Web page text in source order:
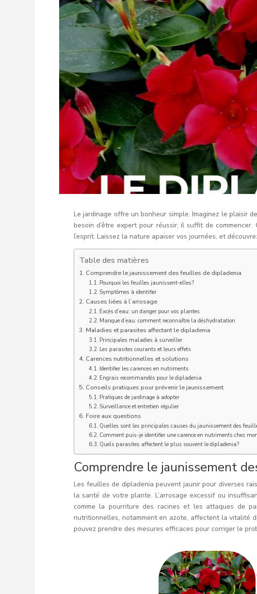
Le jardinage offre un bonheur simple. Imaginez le plaisir
besoin d’être expert pour réussir; il suffit de
l’esprit. Laissez la nature apaiser vos journées, et
Table des matières
Comprendre le jaunissement des feuilles de dipladenia
Pourquoi les feuilles jaunissent-elles?
Symptômes à identifier
Causes liées à l’arrosage
Excès d’eau: un danger pour vos plantes
Manque d’eau: comment reconnaître la déshydratation
Maladies et parasites affectant le dipladenia
Principales maladies à surveiller
Les parasites courants et leurs effets
Carences nutritionnelles et solutions
Identifier les carences en nutriments
Engrais recommandés pour le dipladenia
Conseils pratiques pour prévenir le jaunissement
Pratiques de jardinage à adopter
Surveillance et entretien régulier
Foire aux questions
Quelles sont les principales causes du jaunissement des
Comment puis-je identifier une carence en nutriments chez
Quels parasites affectent le plus souvent le dipladenia?
Comprendre le jaunissement
Les feuilles de dipladenia peuvent jaunir pour diverses
la santé de votre plante. L’arrosage excessif ou
comme la pourriture des racines et les attaques de
nutritionnelles, notamment en azote, affectent la vitalité
pouvez prendre des mesures efficaces pour corriger le